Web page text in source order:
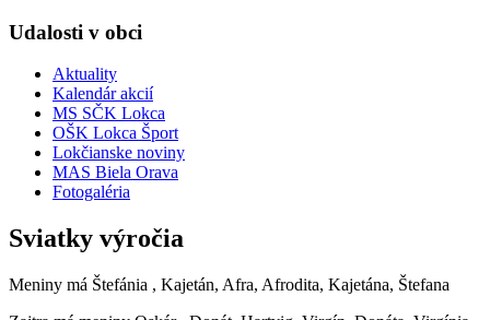
Udalosti v obci
Aktuality
Kalendár akcií
MS SČK Lokca
OŠK Lokca Šport
Lokčianske noviny
MAS Biela Orava
Fotogaléria
Sviatky výročia
Meniny má Štefánia , Kajetán, Afra, Afrodita, Kajetána, Štefana